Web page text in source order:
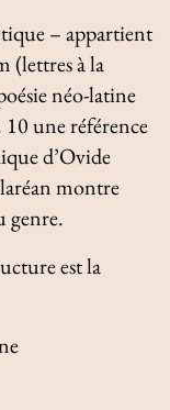
– appartient
(lettres à la
néo-latine
une référence
d’Ovide
montre
genre.
est la